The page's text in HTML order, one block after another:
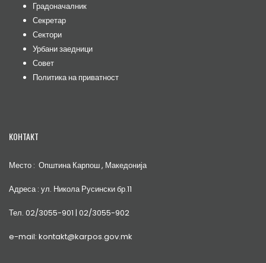
Градоначалник
Секретар
Сектори
Урбани заедници
Совет
Политика на приватност
КОНТАКТ
Место : Општина Карпош , Македонија
Адреса : ул. Никола Русински бр.11
Тел. 02/3055-901 | 02/3055-902
e-mail: kontakt@karpos.gov.mk